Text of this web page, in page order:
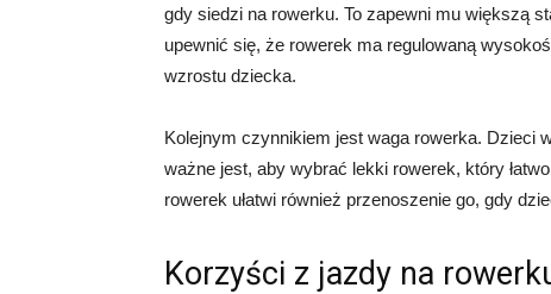
gdy siedzi na rowerku. To zapewni mu większą
upewnić się, że rowerek ma regulowaną
wzrostu dziecka.
Kolejnym czynnikiem jest waga rowerka. Dzieci
ważne jest, aby wybrać lekki rowerek, który
rowerek ułatwi również przenoszenie go, gdy
Korzyści z jazdy na